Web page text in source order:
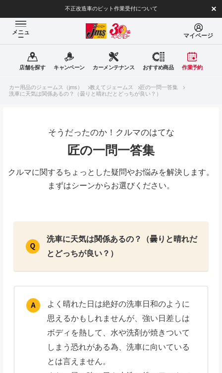
不正改造車のピット作業受付について
メニュ
ー マイページ
店舗を探す キャンペーン カーメンテナンス おすすめ商品 作業予約
カー用品のジェームス（jms） 教えてジェームス
匠の一問一答集
洗車に天気は関係あるの？（曇りと晴れだとどっちが良い？）
そうだったのか！クルマのはてな
匠の一問一答集
クルマに関するちょっとした疑問やお悩みを解決します。
まずはシーンからお選びください。
洗車に天気は関係あるの？（曇りと晴れだ
とどっちが良い？）
よく晴れた日は絶好の洗車日和のように
思えるかもしれませんが、強い日差しは
ボディを熱して、水や洗剤が焼きついて
しまう恐れがある為、洗車に向いている
とは言えません。